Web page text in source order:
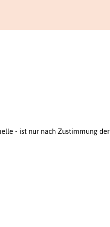
- ist nur nach Zustimmung der